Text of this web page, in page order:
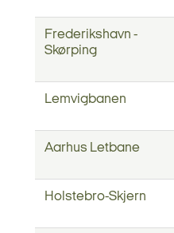
Frederikshavn -
Skørping
Lemvigbanen
Aarhus Letbane
Holstebro-Skjern